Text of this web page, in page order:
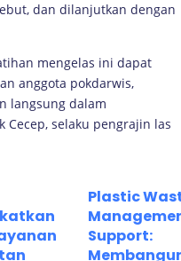
dan dilanjutkan dengan
mengelas ini dapat
anggota pokdarwis,
langsung dalam
Cecep, selaku pengrajin las
Plastic
Support: